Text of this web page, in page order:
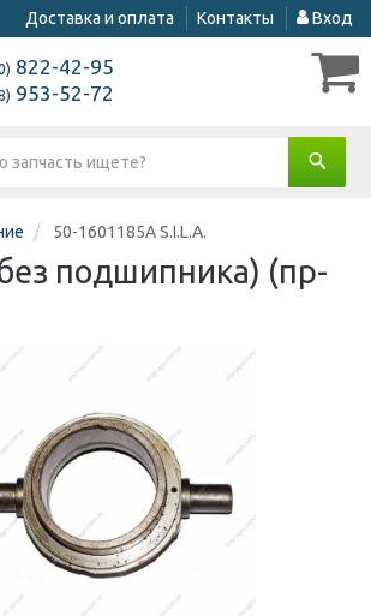
Доставка и оплата Контакты Вход
822-42-95
953-52-72
50-1601185А S.I.L.A.
подшипника) (пр-